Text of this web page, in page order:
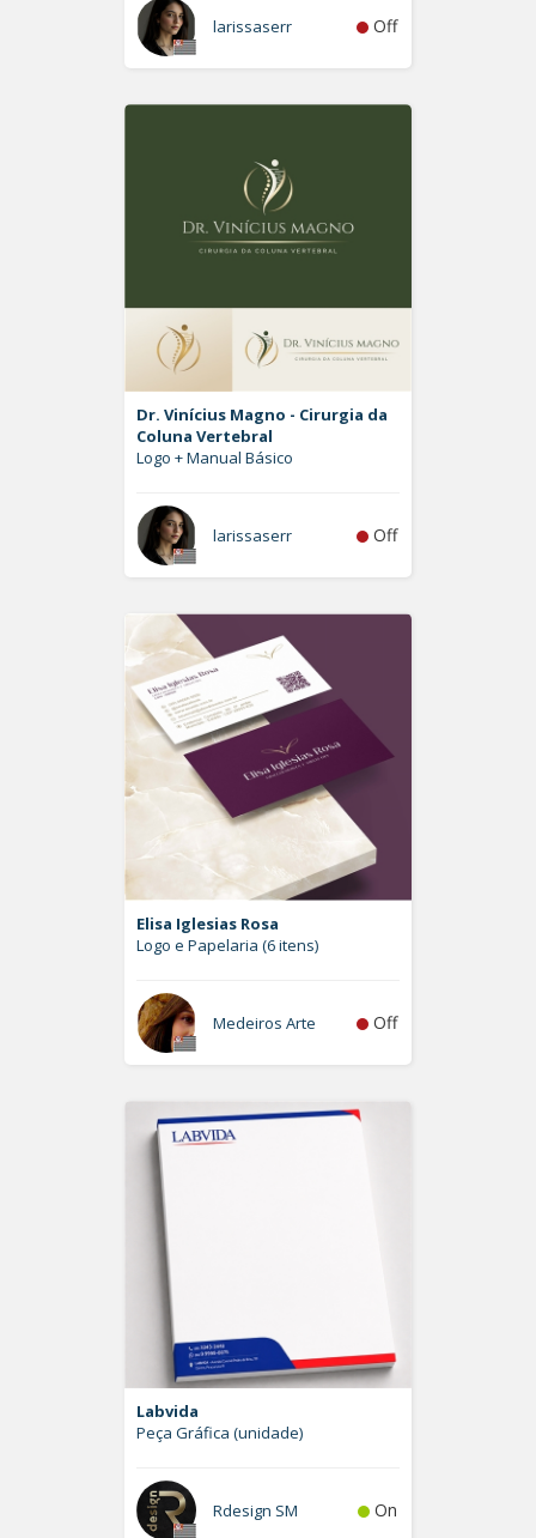
larissaserr Off
Dr. Vinícius Magno - Cirurgia da
Coluna Vertebral
Logo + Manual Básico
larissaserr Off
Elisa Iglesias Rosa
Logo e Papelaria (6 itens)
Medeiros Arte Off
Labvida
Peça Gráfica (unidade)
Rdesign SM On